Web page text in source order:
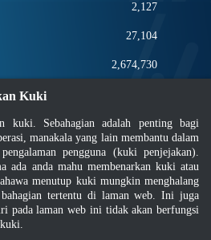
2,127
27,104
2,674,730
Pembinaan
dan Keselamatan Pekerjaan
Kuki
kuki. Sebahagian adalah penting bagi
manakala yang lain membantu dalam
pengguna (kuki penjejakan).
ada anda mahu membenarkan kuki atau
menutup kuki mungkin menghalang
bahagian tertentu di laman web. Ini juga
pada laman web ini tidak akan berfungsi